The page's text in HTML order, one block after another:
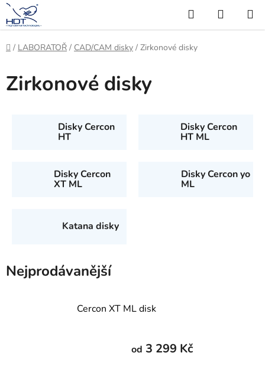
Přejít
na
obsah
Hledat
KOŠÍK
Domů
/ LABORATOŘ / CAD/CAM disky / Zirkonové disky
Zirkonové disky
Disky Cercon
HT
Disky Cercon
HT ML
Disky Cercon
XT ML
Disky Cercon yo
ML
Katana disky
Nejprodávanější
Cercon XT ML disk
od 3 299 Kč